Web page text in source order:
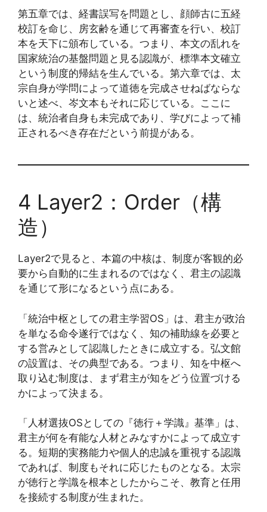
第五章では、経書誤写を問題とし、顔師古に五経
校訂を命じ、房玄齢を通じて再審査を行い、校訂
本を天下に頒布している。つまり、本文の乱れを
国家統治の基盤問題と見る認識が、標準本文確立
という制度的帰結を生んでいる。第六章では、太
宗自身が学問によって道徳を完成させねばならな
いと述べ、岑文本もそれに応じている。ここに
は、統治者自身も未完成であり、学びによって補
正されるべき存在だという前提がある。
4 Layer2：Order（構
造）
Layer2で見ると、本篇の中核は、制度が客観的必
要から自動的に生まれるのではなく、君主の認識
を通じて形になるという点にある。
「統治中枢としての君主学習OS」は、君主が政治
を単なる命令遂行ではなく、知の補助線を必要と
する営みとして認識したときに成立する。弘文館
の設置は、その典型である。つまり、知を中枢へ
取り込む制度は、まず君主が知をどう位置づける
かによって決まる。
「人材選抜OSとしての『徳行＋学識』基準」は、
君主が何を有能な人材とみなすかによって成立す
る。短期的実務能力や個人的忠誠を重視する認識
であれば、制度もそれに応じたものとなる。太宗
が徳行と学識を根本としたからこそ、教育と任用
を接続する制度が生まれた。